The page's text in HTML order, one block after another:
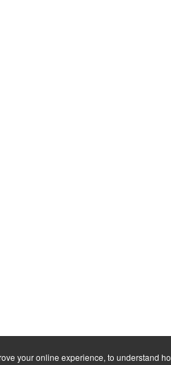
your online experience, to understand